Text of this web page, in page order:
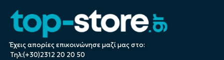
Έχεις απορίες επικοινώνησε μαζί μας στο:
Τηλ:(+30)2312 20 20 50